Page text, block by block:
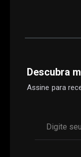
Descubra
Assine para